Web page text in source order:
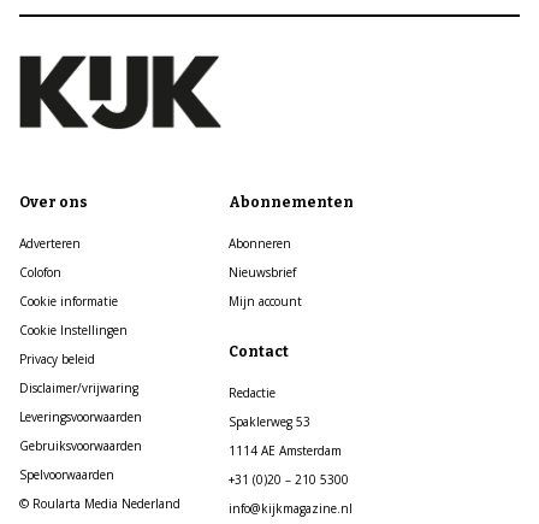
Over ons
Adverteren
Colofon
Cookie informatie
Cookie Instellingen
Privacy beleid
Disclaimer/vrijwaring
Leveringsvoorwaarden
Gebruiksvoorwaarden
Spelvoorwaarden
© Roularta Media Nederland
Abonnementen
Abonneren
Nieuwsbrief
Mijn account
Contact
Redactie
Spaklerweg 53
1114 AE Amsterdam
+31 (0)20 – 210 5300
info@kijkmagazine.nl